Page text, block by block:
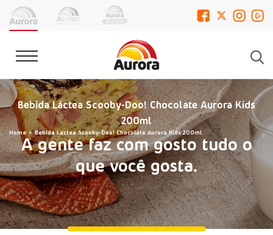
Bebida Láctea Scooby-Doo! Chocolate Aurora Kids
200ml
Home Bebida Láctea Scooby-Doo! Chocolate Aurora Kids 200ml
A gente faz com gosto tudo o
que você gosta.